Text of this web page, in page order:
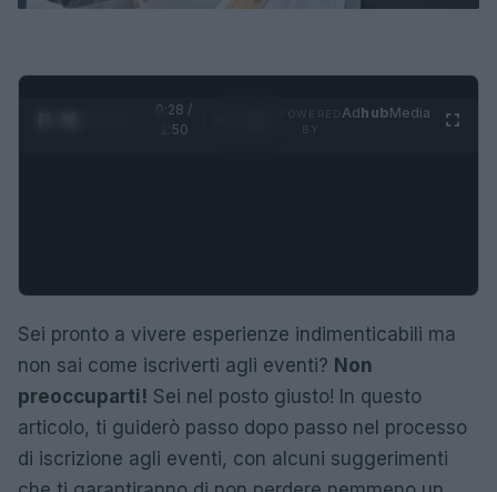
0:28 /
1:50
AdhubMedia
Sei pronto a vivere esperienze indimenticabili ma
non sai come iscriverti agli eventi? Non
preoccuparti! Sei nel posto giusto! In questo
articolo, ti guiderò passo dopo passo nel processo
di iscrizione agli eventi, con alcuni suggerimenti